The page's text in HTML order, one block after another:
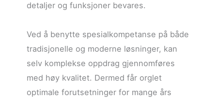
detaljer og funksjoner bevares.
Ved å benytte spesialkompetanse på både
tradisjonelle og moderne løsninger, kan
selv komplekse oppdrag gjennomføres
med høy kvalitet. Dermed får orglet
optimale forutsetninger for mange års